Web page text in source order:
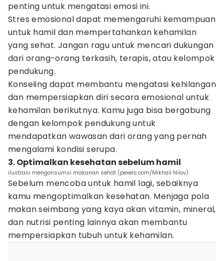
penting untuk mengatasi emosi ini.
Stres emosional dapat memengaruhi kemampuan
untuk hamil dan mempertahankan kehamilan
yang sehat. Jangan ragu untuk mencari dukungan
dari orang-orang terkasih, terapis, atau kelompok
pendukung.
Konseling dapat membantu mengatasi kehilangan
dan mempersiapkan diri secara emosional untuk
kehamilan berikutnya. Kamu juga bisa bergabung
dengan kelompok pendukung untuk
mendapatkan wawasan dari orang yang pernah
mengalami kondisi serupa.
3. Optimalkan kesehatan sebelum hamil
ilustrasi mengonsumsi makanan sehat (pexels.com/Mikhail Nilov)
Sebelum mencoba untuk hamil lagi, sebaiknya
kamu mengoptimalkan kesehatan. Menjaga pola
makan seimbang yang kaya akan vitamin, mineral,
dan nutrisi penting lainnya akan membantu
mempersiapkan tubuh untuk kehamilan.